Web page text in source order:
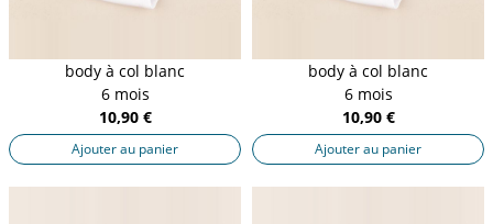
body à col blanc
6 mois
10,90 €
Ajouter au panier
body à col blanc
6 mois
10,90 €
Ajouter au panier